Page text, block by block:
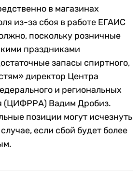
в магазинах
из-за сбоя в работе ЕГАИС
поскольку розничные
праздниками
запасы спиртного,
директор Центра
и региональных
(ЦИФРРА) Вадим Дробиз.
позиции могут исчезнуть
если сбой будет более